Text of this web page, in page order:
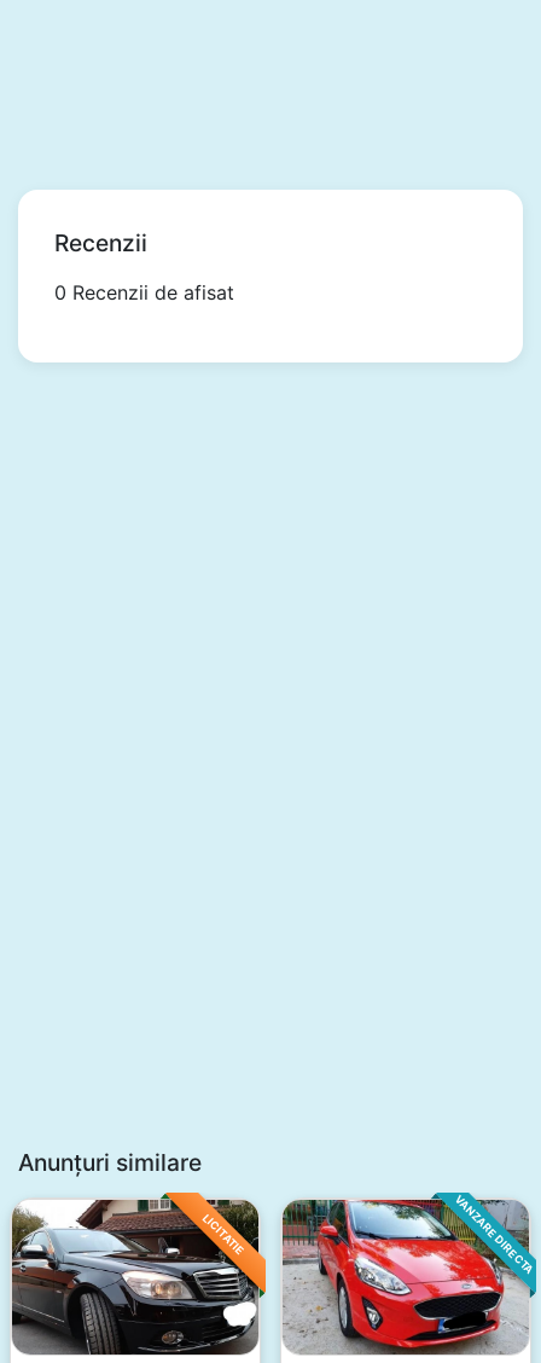
Recenzii
0 Recenzii de afisat
Anunțuri similare
LICITATIE VANZARE DIRECTA